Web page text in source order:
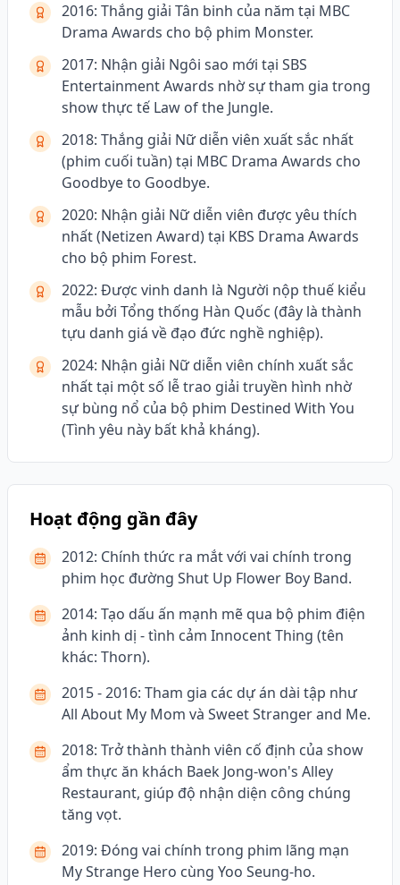
2016: Thắng giải Tân binh của năm tại MBC
Drama Awards cho bộ phim Monster.
2017: Nhận giải Ngôi sao mới tại SBS
Entertainment Awards nhờ sự tham gia trong
show thực tế Law of the Jungle.
2018: Thắng giải Nữ diễn viên xuất sắc nhất
(phim cuối tuần) tại MBC Drama Awards cho
Goodbye to Goodbye.
2020: Nhận giải Nữ diễn viên được yêu thích
nhất (Netizen Award) tại KBS Drama Awards
cho bộ phim Forest.
2022: Được vinh danh là Người nộp thuế kiểu
mẫu bởi Tổng thống Hàn Quốc (đây là thành
tựu danh giá về đạo đức nghề nghiệp).
2024: Nhận giải Nữ diễn viên chính xuất sắc
nhất tại một số lễ trao giải truyền hình nhờ
sự bùng nổ của bộ phim Destined With You
(Tình yêu này bất khả kháng).
Hoạt động gần đây
2012: Chính thức ra mắt với vai chính trong
phim học đường Shut Up Flower Boy Band.
2014: Tạo dấu ấn mạnh mẽ qua bộ phim điện
ảnh kinh dị - tình cảm Innocent Thing (tên
khác: Thorn).
2015 - 2016: Tham gia các dự án dài tập như
All About My Mom và Sweet Stranger and Me.
2018: Trở thành thành viên cố định của show
ẩm thực ăn khách Baek Jong-won's Alley
Restaurant, giúp độ nhận diện công chúng
tăng vọt.
2019: Đóng vai chính trong phim lãng mạn
My Strange Hero cùng Yoo Seung-ho.